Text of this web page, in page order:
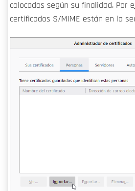
colocados según su finalidad. Por
certificados S/MIME están en la